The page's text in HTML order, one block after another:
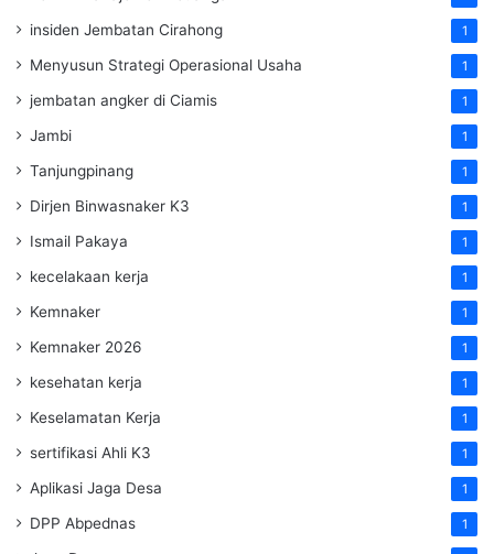
insiden Jembatan Cirahong 1
Menyusun Strategi Operasional Usaha 1
jembatan angker di Ciamis 1
Jambi 1
Tanjungpinang 1
Dirjen Binwasnaker K3 1
Ismail Pakaya 1
kecelakaan kerja 1
Kemnaker 1
Kemnaker 2026 1
kesehatan kerja 1
Keselamatan Kerja 1
sertifikasi Ahli K3 1
Aplikasi Jaga Desa 1
DPP Abpednas 1